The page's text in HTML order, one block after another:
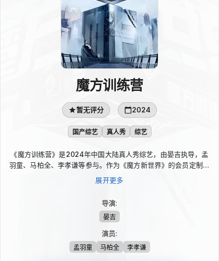
魔方训练营
暂无评分 2024
国产综艺 真人秀 综艺
《魔方训练营》是2024年中国大陆真人秀综艺，由晏吉执导，孟
羽童、马柏全、李孝谦等参与。作为《魔方新世界》的会员定制衍
生内容，节目邀请高智商、高学历嘉宾进入独特的魔方世界，在一
场场游戏比拼中展开较量。随着挑战推进，嘉宾之间的思考、选择
力对决。
展开更多
导演:
晏吉
演员:
孟羽童 马柏全 李孝谦